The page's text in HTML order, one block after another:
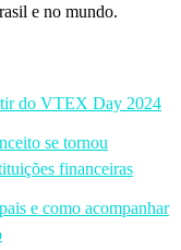
e no mundo.
do VTEX Day 2024
se tornou
financeiras
e como acompanhar